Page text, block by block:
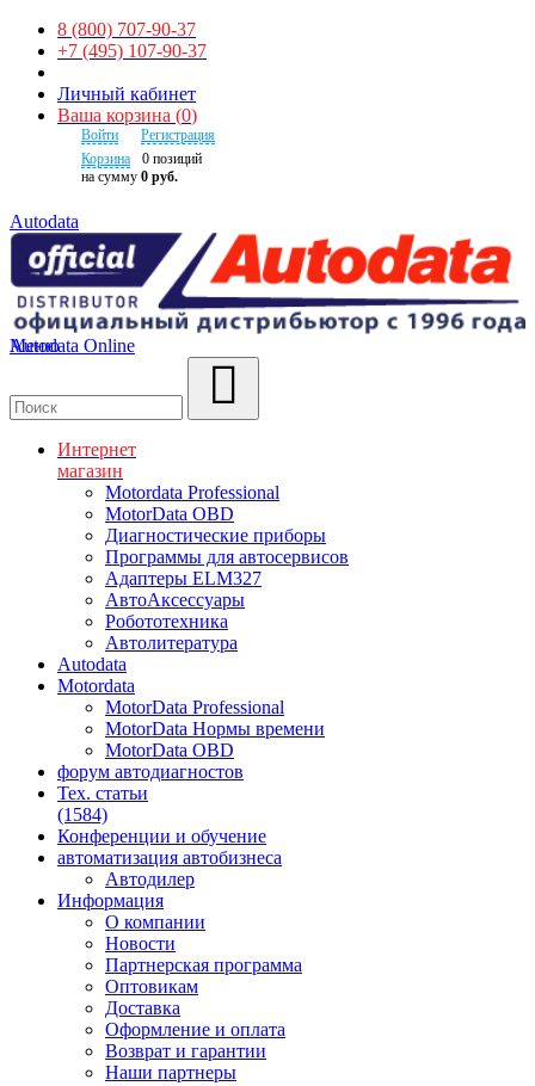
8 (800) 707-90-37
+7 (495) 107-90-37
Личный кабинет
Ваша корзина (0)
Войти
Регистрация
Корзина
0 позиций
на сумму 0 руб.
Autodata
Autodata Online
Меню
Интернет
магазин
Motordata Professional
MotorData OBD
Диагностические приборы
Программы для автосервисов
Адаптеры ELM327
АвтоАксессуары
Робототехника
Автолитература
Autodata
Motordata
MotorData Professional
MotorData Нормы времени
MotorData OBD
форум автодиагностов
Тех. статьи
(1584)
Конференции и обучение
автоматизация автобизнеса
Автодилер
Информация
О компании
Новости
Партнерская программа
Оптовикам
Доставка
Оформление и оплата
Возврат и гарантии
Наши партнеры